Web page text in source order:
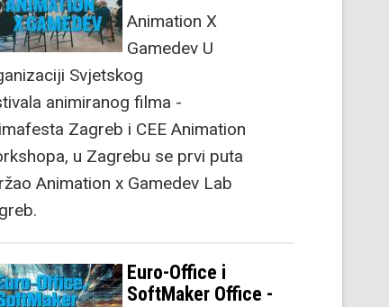
Animation X
Gamedev U
Svjetskog
animiranog filma -
Zagreb i CEE Animation
u Zagrebu se prvi puta
Animation x Gamedev Lab
Euro-Office i
SoftMaker Office -